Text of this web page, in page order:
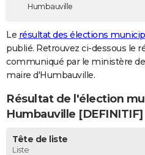
Destinations
City break
Voyage nature
Voyage de noces
Forum
GUIDES D'ACHAT
BONS PLANS
Carte de Noël
Carte Bonne année
Carte Saint-Valentin
Carte Pâques
Carte d'anniversaire
DICTIONNAIRE
Dictionnaire
Biographies
Citations
Expressions
Proverbes
PROGRAMME TV
Humbauville
Le résultat des élections
publié. Retrouvez ci-dessous le
communiqué par le ministère
maire d'Humbauville.
Résultat de l'élection
Humbauville [DEFINITIF]
Tête de liste
Liste